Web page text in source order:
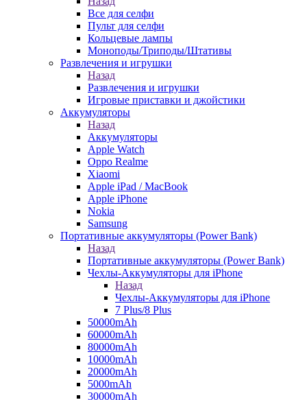
Все для селфи
Пульт для селфи
Кольцевые лампы
Моноподы/Триподы/Штативы
Развлечения и игрушки
Назад
Развлечения и игрушки
Игровые приставки и джойстики
Аккумуляторы
Назад
Аккумуляторы
Apple Watch
Oppo Realme
Xiaomi
Apple iPad / MacBook
Apple iPhone
Nokia
Samsung
Портативные аккумуляторы (Power Bank)
Назад
Портативные аккумуляторы (Power Bank)
Чехлы-Аккумуляторы для iPhone
Назад
Чехлы-Аккумуляторы для iPhone
7 Plus/8 Plus
50000mAh
60000mAh
80000mAh
10000mAh
20000mAh
5000mAh
30000mAh